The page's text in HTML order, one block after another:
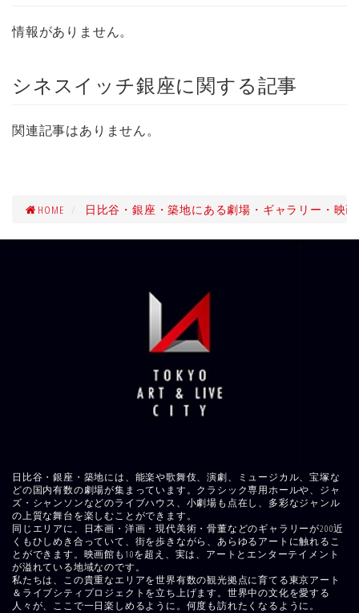
情報がありません。
シネスイッチ銀座に関する記事
関連記事はありません。
HOME 日比谷・銀座・築地にある劇場・ギャラリー・映
日比谷・銀座・築地には、能楽や歌舞伎、演劇、ミュージカル、宝塚な
どの国内有数の劇場が集まっています。クラシック専用ホールや、ジャ
ズ・シャンソンなどのライブハウス、小劇場も点在し、多彩なジャンル
の上質な舞台を楽しむことができます。
同じエリアに、日本画・洋画・現代美術・骨董などのギャラリーが200近
くもひしめき合っていて、街を歩きながら、あらゆるアートに触れるこ
とができます。映画館も10を超え、実は、アートとエンターテイメント
が溢れている地域なのです。
私たちは、この貴重なエリアを世界有数の観光拠点に育てる東京アート
＆ライブシティプロジェクトを立ち上げます。世界中の文化を愛する
人々が、ここで一日楽しめるように。何度も訪れたくなるように。